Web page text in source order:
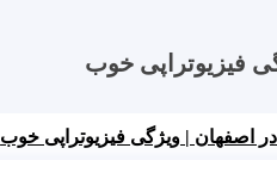
فیزیوتراپی خوب
در اصفهان | ویژگی فیزیوتراپی خوب